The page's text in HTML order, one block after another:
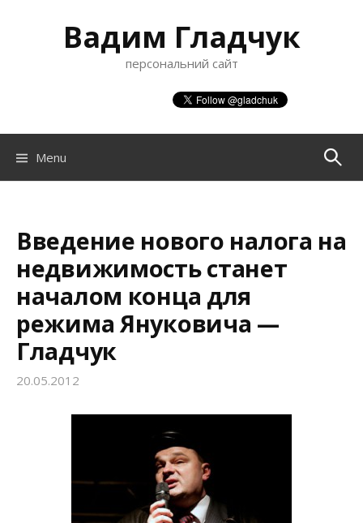
c
Вадим Гладчук
персональний сайт
Menu П
ш
Введение нового налога на
недвижимость станет
началом конца для
режима Януковича —
Гладчук
20.05.2012